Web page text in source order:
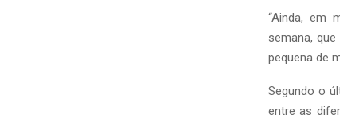
“Ainda, em
semana,
pequena de
Segundo o
entre as